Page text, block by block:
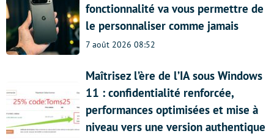
fonctionnalité va vous permettre de
le personnaliser comme jamais
7 août 2026 08:52
Maîtrisez l’ère de l’IA sous Windows
11 : confidentialité renforcée,
performances optimisées et mise à
niveau vers une version authentique